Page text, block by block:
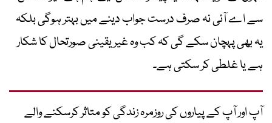
سے اے آئی نہ صرف درست جواب دینے میں بہتر ہوگی بلکہ
یہ بھی پہچان سکے گی کہ کب وہ غیر یقینی صورتحال کا شکار
ہے یا غلطی کر سکتی ہے۔
آپ اور آپ کے پیاروں کی روزمرہ زندگی کو متاثر کرسکنے والے